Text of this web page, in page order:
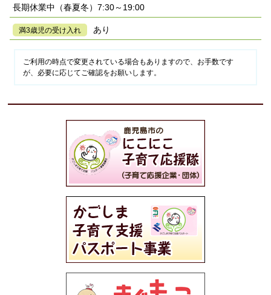
長期休業中（春夏冬）7:30～19:00
満3歳児の受け入れ あり
ご利用の時点で変更されている場合もありますので、お手数です
が、必要に応じてご確認をお願いします。